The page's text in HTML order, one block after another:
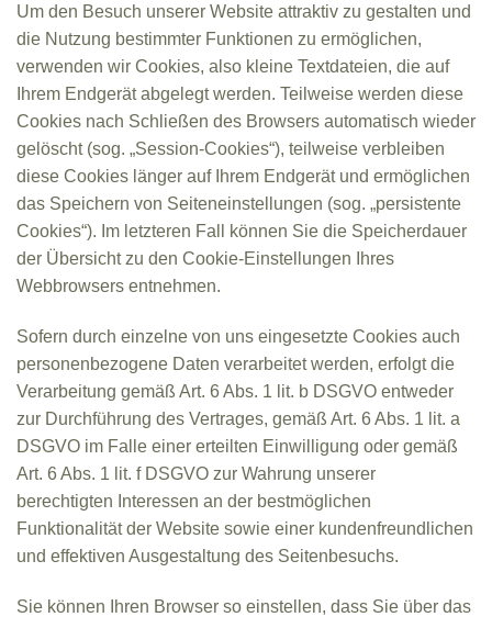
Um den Besuch unserer Website attraktiv zu gestalten und
die Nutzung bestimmter Funktionen zu ermöglichen,
verwenden wir Cookies, also kleine Textdateien, die auf
Ihrem Endgerät abgelegt werden. Teilweise werden diese
Cookies nach Schließen des Browsers automatisch wieder
gelöscht (sog. „Session-Cookies“), teilweise verbleiben
diese Cookies länger auf Ihrem Endgerät und ermöglichen
das Speichern von Seiteneinstellungen (sog. „persistente
Cookies“). Im letzteren Fall können Sie die Speicherdauer
der Übersicht zu den Cookie-Einstellungen Ihres
Webbrowsers entnehmen.
Sofern durch einzelne von uns eingesetzte Cookies auch
personenbezogene Daten verarbeitet werden, erfolgt die
Verarbeitung gemäß Art. 6 Abs. 1 lit. b DSGVO entweder
zur Durchführung des Vertrages, gemäß Art. 6 Abs. 1 lit. a
DSGVO im Falle einer erteilten Einwilligung oder gemäß
Art. 6 Abs. 1 lit. f DSGVO zur Wahrung unserer
berechtigten Interessen an der bestmöglichen
Funktionalität der Website sowie einer kundenfreundlichen
und effektiven Ausgestaltung des Seitenbesuchs.
Sie können Ihren Browser so einstellen, dass Sie über das